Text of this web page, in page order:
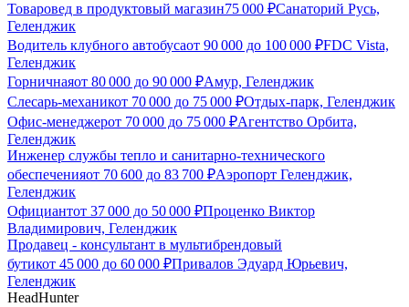
Товаровед в продуктовый магазин75 000 ₽Санаторий Русь,
Геленджик
Водитель клубного автобусаот 90 000 до 100 000 ₽FDC Vista,
Геленджик
Горничнаяот 80 000 до 90 000 ₽Амур, Геленджик
Слесарь-механикот 70 000 до 75 000 ₽Отдых-парк, Геленджик
Офис-менеджерот 70 000 до 75 000 ₽Агентство Орбита,
Геленджик
Инженер службы тепло и санитарно-технического
обеспеченияот 70 600 до 83 700 ₽Аэропорт Геленджик,
Геленджик
Официантот 37 000 до 50 000 ₽Проценко Виктор
Владимирович, Геленджик
Продавец - консультант в мультибрендовый
бутикот 45 000 до 60 000 ₽Привалов Эдуард Юрьевич,
Геленджик
HeadHunter